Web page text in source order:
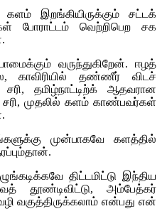
களம் இறங்கியிருக்கும் சட்டக்
போராட்டம் வெற்றிபெற சக
வருந்துகிறேன். ஈழத்
காவிரியில் தண்ணீர் விடச்
தமிழ்நாட்டிற்க் ஆதவரான
சரி, முதலில் களம் காண்பவர்கள்
முன்பாகவே களத்தில்
திட்டமிட்டு இந்திய
தூண்டிவிட்டு, அம்பேத்கர்
வகுத்திருக்கலாம் என்பது என்